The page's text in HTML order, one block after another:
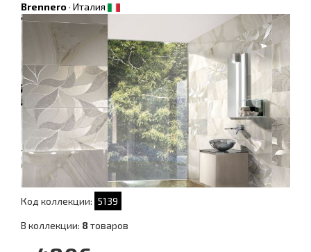
Brennero· Италия
Код коллекции: 5139
В коллекции: 8товаров